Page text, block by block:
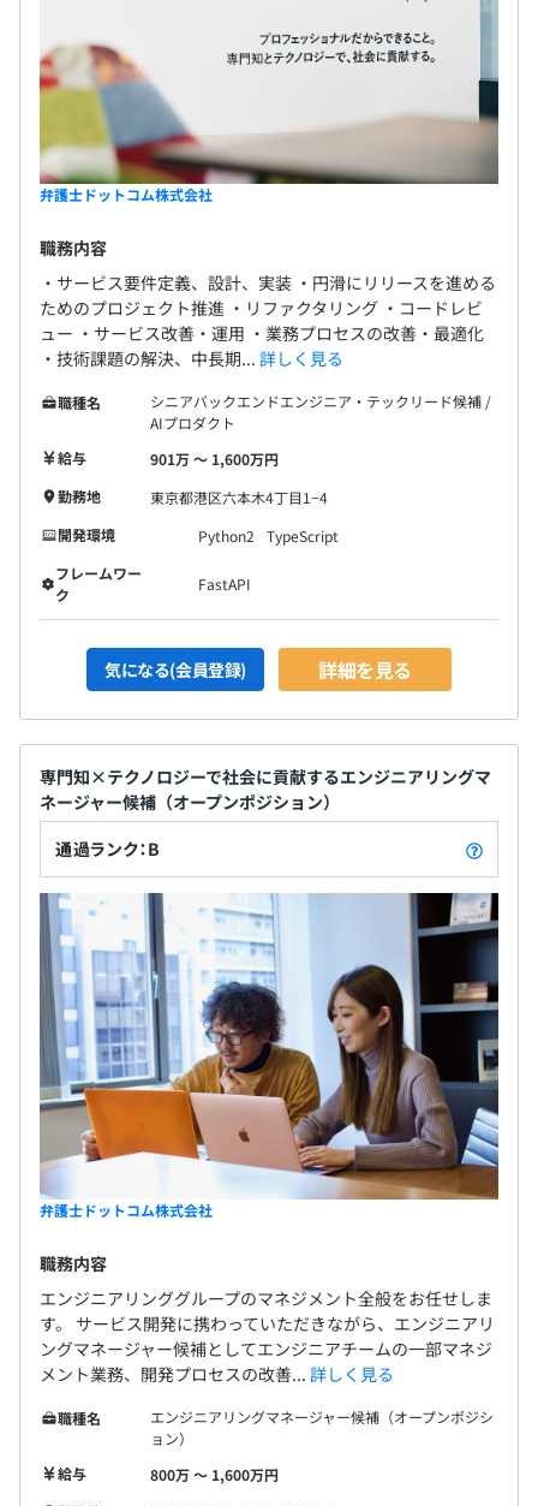
弁護士ドットコム株式会社
職務内容
・サービス要件定義、設計、実装 ・円滑にリリースを進める
ためのプロジェクト推進 ・リファクタリング ・コードレビ
ュー ・サービス改善・運用 ・業務プロセスの改善・最適化
・技術課題の解決、中長期... 詳しく見る
職種名
シニアバックエンドエンジニア・テックリード候補 /
AIプロダクト
給与
901万 〜 1,600万円
勤務地
東京都港区六本木4丁目1−4
開発環境
Python2
TypeScript
フレームワー
ク
FastAPI
気になる(会員登録) 詳細を見る
専⾨知×テクノロジーで社会に貢献するエンジニアリングマ
ネージャー候補（オープンポジション）
通過ランク：B
弁護士ドットコム株式会社
職務内容
エンジニアリンググループのマネジメント全般をお任せしま
す。 サービス開発に携わっていただきながら、エンジニアリ
ングマネージャー候補としてエンジニアチームの一部マネジ
メント業務、開発プロセスの改善... 詳しく見る
職種名
エンジニアリングマネージャー候補（オープンポジシ
ョン）
給与
800万 〜 1,600万円